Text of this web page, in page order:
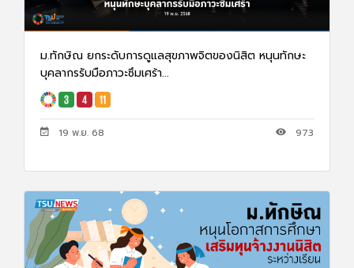
ม.ทักษิณ ยกระดับการดูแลสุขภาพจิตของนิสิต หนุนทักษะ
บุคลากรรับมือภาวะซึมเศร้า...
19 พ.ย. 68 973